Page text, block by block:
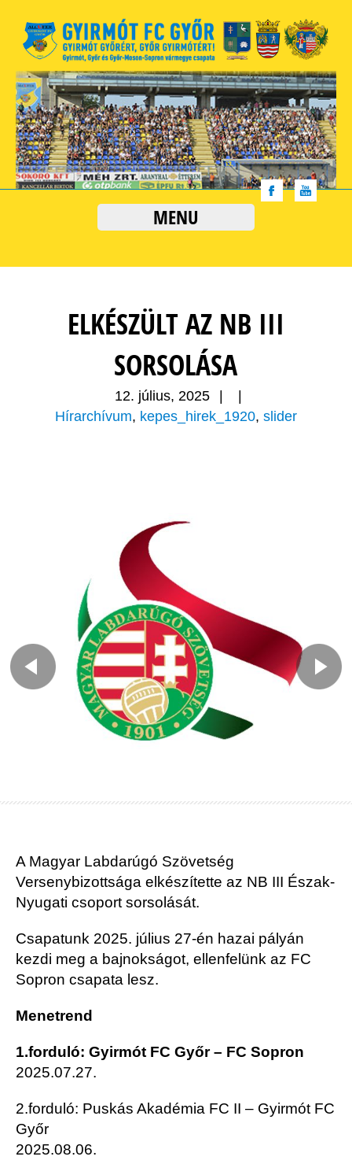
MENU
ELKÉSZÜLT AZ NB III
SORSOLÁSA
12. július, 2025
Hírarchívum, kepes_hirek_1920, slider
A Magyar Labdarúgó Szövetség
Versenybizottsága elkészítette az NB III Észak-
Nyugati csoport sorsolását.
Csapatunk 2025. július 27-én hazai pályán
kezdi meg a bajnokságot, ellenfelünk az FC
Sopron csapata lesz.
Menetrend
1.forduló: Gyirmót FC Győr – FC Sopron
2025.07.27.
2.forduló: Puskás Akadémia FC II – Gyirmót FC
Győr
2025.08.06.